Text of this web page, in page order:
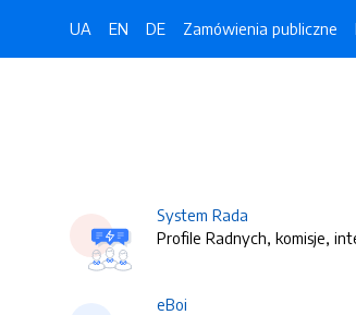
UA EN DE Zamówienia publiczne
System Rada
Profile Radnych, komisje,
eBoi